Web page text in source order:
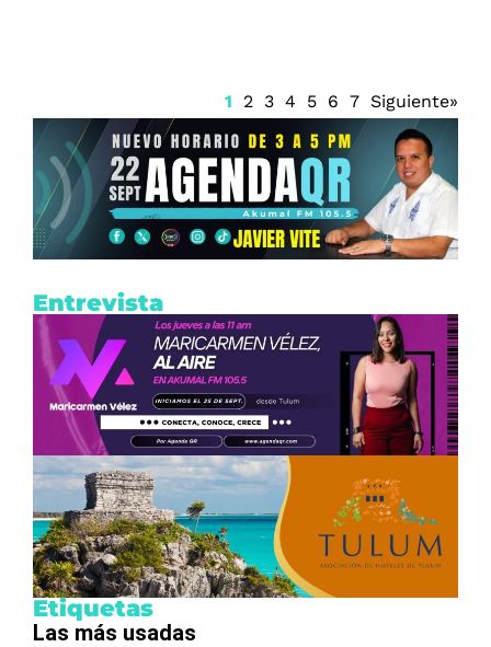
1 2 3 4 5 6 7 Siguiente»
Entrevista
Etiquetas
Las más usadas